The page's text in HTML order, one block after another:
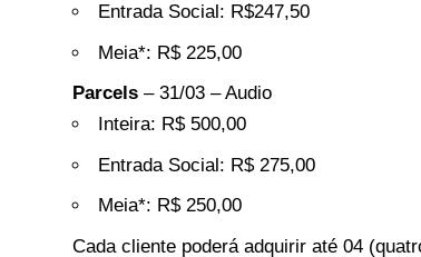
Entrada Social: R$247,50
Meia*: R$ 225,00
Parcels – 31/03 – Audio
Inteira: R$ 500,00
Entrada Social: R$ 275,00
Meia*: R$ 250,00
Cada cliente poderá adquirir até 04